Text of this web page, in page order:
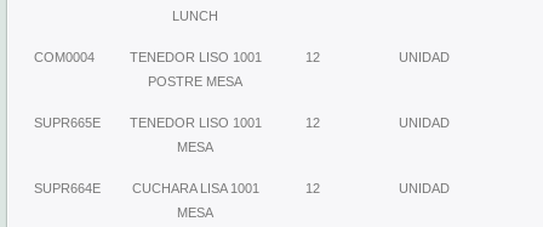
LUNCH
COM0004
TENEDOR LISO 1001
POSTRE MESA
12 UNIDAD
SUPR665E
TENEDOR LISO 1001
MESA
12 UNIDAD
SUPR664E
CUCHARA LISA 1001
MESA
12 UNIDAD